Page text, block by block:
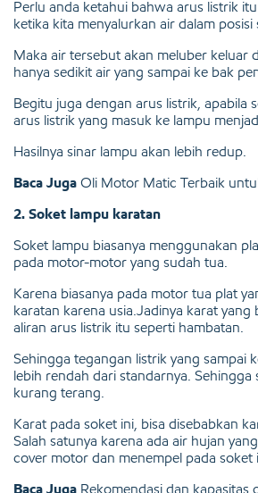
Perlu anda ketahui bahwa arus listrik
ketika kita menyalurkan air dalam posisi
Maka air tersebut akan meluber keluar
hanya sedikit air yang sampai ke bak
Begitu juga dengan arus listrik, apabila
arus listrik yang masuk ke lampu
Hasilnya sinar lampu akan lebih redup.
Baca Juga Oli Motor Matic Terbaik
2. Soket lampu karatan
Soket lampu biasanya menggunakan
pada motor-motor yang sudah tua.
Karena biasanya pada motor tua plat
karatan karena usia.Jadinya karat yang
aliran arus listrik itu seperti hambatan.
Sehingga tegangan listrik yang sampai
lebih rendah dari standarnya. Sehingga
kurang terang.
Karat pada soket ini, bisa disebabkan
Salah satunya karena ada air hujan
cover motor dan menempel pada soket
Baca Juga Rekomendasi dan kapasitas